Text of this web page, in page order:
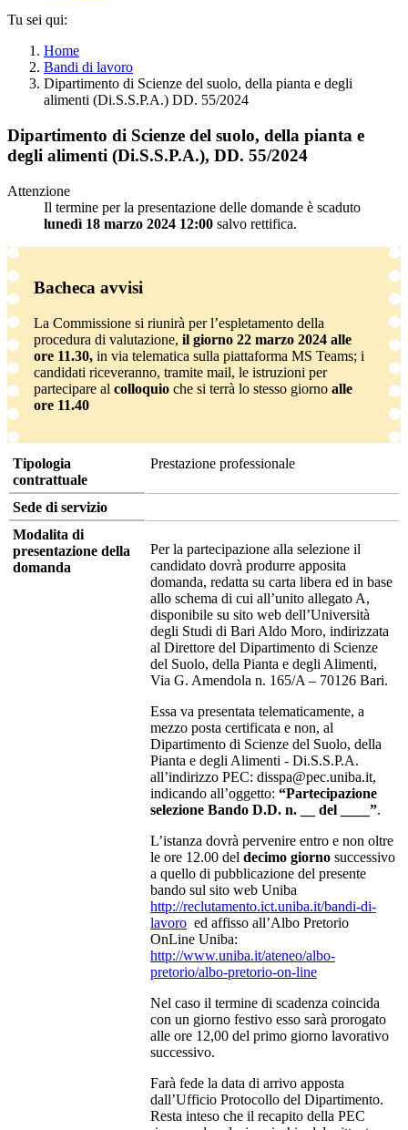
Tu sei qui:
Home
Bandi di lavoro
Dipartimento di Scienze del suolo, della pianta e degli
alimenti (Di.S.S.P.A.) DD. 55/2024
Dipartimento di Scienze del suolo, della pianta e
degli alimenti (Di.S.S.P.A.), DD. 55/2024
Attenzione
Il termine per la presentazione delle domande è scaduto
lunedì 18 marzo 2024 12:00 salvo rettifica.
Bacheca avvisi
La Commissione si riunirà per l’espletamento della
procedura di valutazione, il giorno 22 marzo 2024 alle
ore 11.30, in via telematica sulla piattaforma MS Teams; i
candidati riceveranno, tramite mail, le istruzioni per
partecipare al colloquioche si terrà lo stesso giorno alle
ore 11.40
Tipologia
contrattuale
Prestazione professionale
Sede di servizio
Modalita di
presentazione della
domanda
Per la partecipazione alla selezione il
candidato dovrà produrre apposita
domanda, redatta su carta libera ed in base
allo schema di cui all’unito allegato A,
disponibile su sito web dell’Università
degli Studi di Bari Aldo Moro, indirizzata
al Direttore del Dipartimento di Scienze
del Suolo, della Pianta e degli Alimenti,
Via G. Amendola n. 165/A – 70126 Bari.
Essa va presentata telematicamente, a
mezzo posta certificata e non, al
Dipartimento di Scienze del Suolo, della
Pianta e degli Alimenti - Di.S.S.P.A.
all’indirizzo PEC: disspa@pec.uniba.it,
indicando all’oggetto: “Partecipazione
selezione Bando D.D. n. __ del ____”.
L’istanza dovrà pervenire entro e non oltre
le ore 12.00 del decimo giorno successivo
a quello di pubblicazione del presente
bando sul sito web Uniba
http://reclutamento.ict.uniba.it/bandi-di-
lavoro ed affisso all’Albo Pretorio
OnLine Uniba:
http://www.uniba.it/ateneo/albo-
pretorio/albo-pretorio-on-line
Nel caso il termine di scadenza coincida
con un giorno festivo esso sarà prorogato
alle ore 12,00 del primo giorno lavorativo
successivo.
Farà fede la data di arrivo apposta
dall’Ufficio Protocollo del Dipartimento.
Resta inteso che il recapito della PEC